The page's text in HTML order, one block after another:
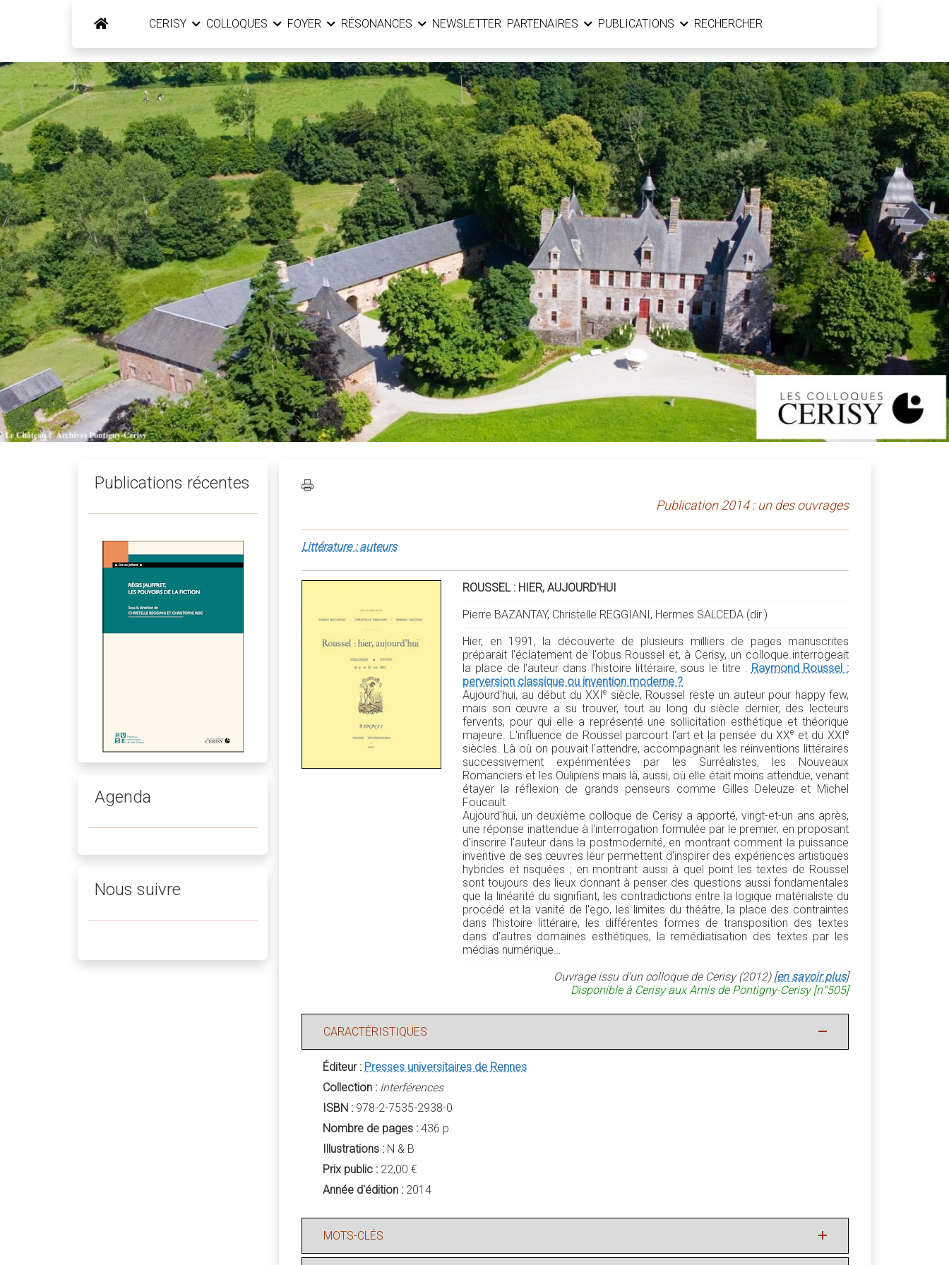
CERISY COLLOQUES FOYER RÉSONANCES NEWSLETTER PARTENAIRES PUBLICATIONS RECHERCHER
Publication 2014 : un des ouvrages
Littérature : auteurs
ROUSSEL : HIER, AUJOURD'HUI
Pierre BAZANTAY, Christelle REGGIANI, Hermes SALCEDA (dir.)
Hier, en 1991, la découverte de plusieurs milliers de pages manuscrites
préparait l'éclatement de l'obus Roussel et, à Cerisy, un colloque interrogeait
la place de l'auteur dans l’histoire littéraire, sous le titre : Raymond Roussel :
perversion classique ou invention moderne ?
Aujourd'hui, au début du XXIe siècle, Roussel reste un auteur pour happy few,
mais son œuvre a su trouver, tout au long du siècle dernier, des lecteurs
fervents, pour qui elle a représenté une sollicitation esthétique et théorique
majeure. L'influence de Roussel parcourt l'art et la pensée du XXe et du XXIe
siècles. Là où on pouvait l'attendre, accompagnant les réinventions littéraires
successivement expérimentées par les Surréalistes, les Nouveaux
Romanciers et les Oulipiens mais là, aussi, où elle était moins attendue, venant
étayer la réflexion de grands penseurs comme Gilles Deleuze et Michel
Foucault.
Aujourd'hui, un deuxième colloque de Cerisy a apporté, vingt-et-un ans après,
une réponse inattendue à l'interrogation formulée par le premier, en proposant
d'inscrire l'auteur dans la postmodernité, en montrant comment la puissance
inventive de ses œuvres leur permettent d'inspirer des expériences artistiques
hybrides et risquées ; en montrant aussi à quel point les textes de Roussel
sont toujours des lieux donnant à penser des questions aussi fondamentales
que la linéarité du signifiant, les contradictions entre la logique matérialiste du
procédé et la vanité de l'ego, les limites du théâtre, la place des contraintes
dans l'histoire littéraire, les différentes formes de transposition des textes
dans d'autres domaines esthétiques, la remédiatisation des textes par les
médias numérique…
Ouvrage issu d'un colloque de Cerisy (2012) [en savoir plus]
Disponible à Cerisy aux Amis de Pontigny-Cerisy [n°505]
CARACTÉRISTIQUES
Éditeur : Presses universitaires de Rennes
Collection : Interférences
ISBN : 978-2-7535-2938-0
Nombre de pages : 436 p.
Illustrations : N & B
Prix public : 22,00 €
Année d'édition : 2014
MOTS-CLÉS
Publications récentes
Agenda
Nous suivre